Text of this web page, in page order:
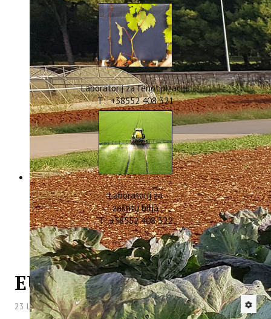
Laboratorij za fenotipizaciju
T: +38552 408 321
Laboratorij za
zaštitu bilja
T: +38552 408 322
EU PROJEKTI
23 Lipanj 2014 Hitova: 56479